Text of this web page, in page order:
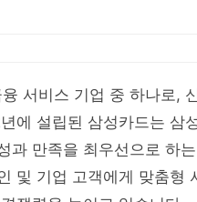
서비스 기업 중 하나로,
에 설립된 삼성카드는 삼
과 만족을 최우선으로 하
및 기업 고객에게 맞춤형